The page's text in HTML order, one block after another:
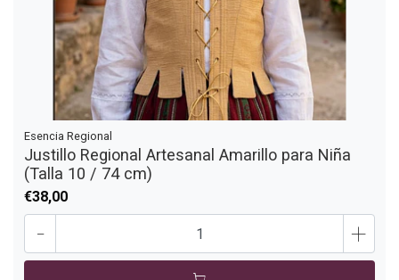
Esencia Regional
Justillo Regional Artesanal Amarillo para Niña
(Talla 10 / 74 cm)
€38,00
- +